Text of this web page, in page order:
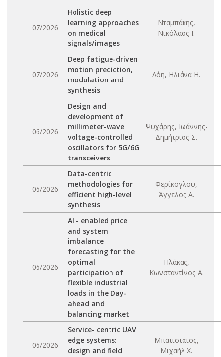
07/2026
Holistic deep
learning approaches
on medical
signals/images
Νταμπάκης,
Νικόλαος Ι.
07/2026
Deep fatigue-driven
motion prediction,
modulation and
synthesis
Λόη, Ηλιάνα Η.
06/2026
Design and
development of
millimeter-wave
voltage-controlled
oscillators for 5G/6G
transceivers
Ψυχάρης, Ιωάννης-
Δημήτριος Σ.
06/2026
Data-centric
methodologies for
efficient high-level
synthesis
Φερίκογλου,
Άγγελος Α.
06/2026
AI - enabled price
and system
imbalance
forecasting for the
optimal
participation of
flexible industrial
loads in the Day-
ahead and
balancing market
Πλάκας,
Κωνσταντίνος Α.
06/2026
Service- centric UAV
edge systems:
design and field
Μπατιστάτος,
Μιχαήλ Χ.